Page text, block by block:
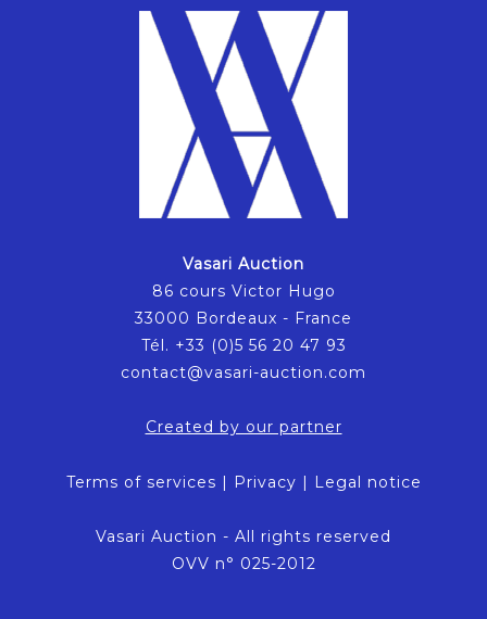
Vasari Auction
86 cours Victor Hugo
33000 Bordeaux - France
Tél. +33 (0)5 56 20 47 93
contact@vasari-auction.com
Created by our partner
Terms of services | Privacy | Legal notice
Vasari Auction - All rights reserved
OVV n° 025-2012